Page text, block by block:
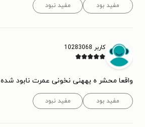
مفید بود مفید نبود
کاربر 10283068
واقعا محشر ه یههنی نخونی عمرت نابود شده
مفید بود مفید نبود